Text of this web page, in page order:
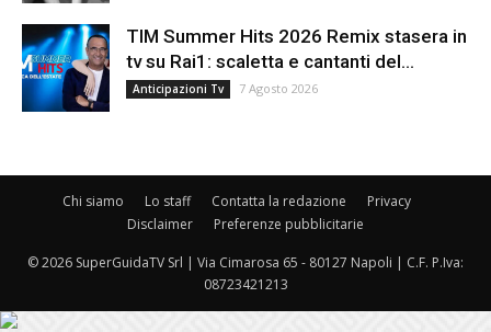
TIM Summer Hits 2026 Remix stasera in
tv su Rai1: scaletta e cantanti del...
Anticipazioni Tv 7 Agosto 2026
Chi siamo Lo staff Contatta la redazione
Privacy
Disclaimer
Preferenze pubblicitarie
© 2026 SuperGuidaTV Srl | Via Cimarosa 65 - 80127 Napoli | C.F. P.Iva:
08723421213